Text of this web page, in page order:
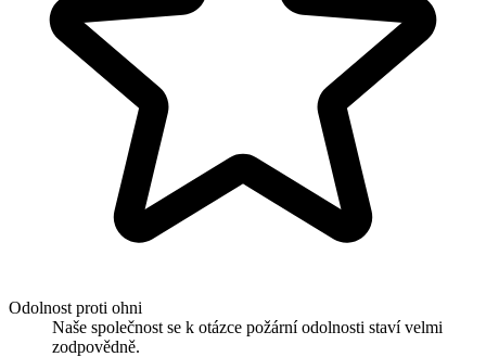
Odolnost proti ohni
Naše společnost se k otázce požární odolnosti staví velmi
zodpovědně.